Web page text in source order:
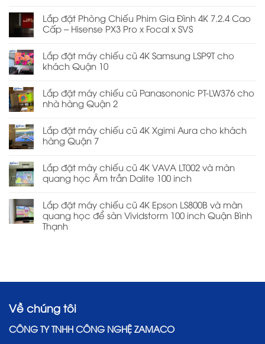
Lắp đặt Phòng Chiếu Phim Gia Đình 4K 7.2.4 Cao
Cấp – Hisense PX3 Pro x Focal x SVS
Lắp đặt máy chiếu cũ 4K Samsung LSP9T cho
khách Quận 10
Lắp đặt máy chiếu cũ Panasononic PT-LW376 cho
nhà hàng Quận 2
Lắp đặt máy chiếu cũ 4K Xgimi Aura cho khách
hàng Quận 7
Lắp đặt máy chiếu cũ 4K VAVA LT002 và màn
quang học Âm trần Dalite 100 inch
Lắp đặt máy chiếu cũ 4K Epson LS800B và màn
quang học để sàn Vividstorm 100 inch Quận Bình
Thạnh
Về chúng tôi
CÔNG TY TNHH CÔNG NGHỆ ZAMACO